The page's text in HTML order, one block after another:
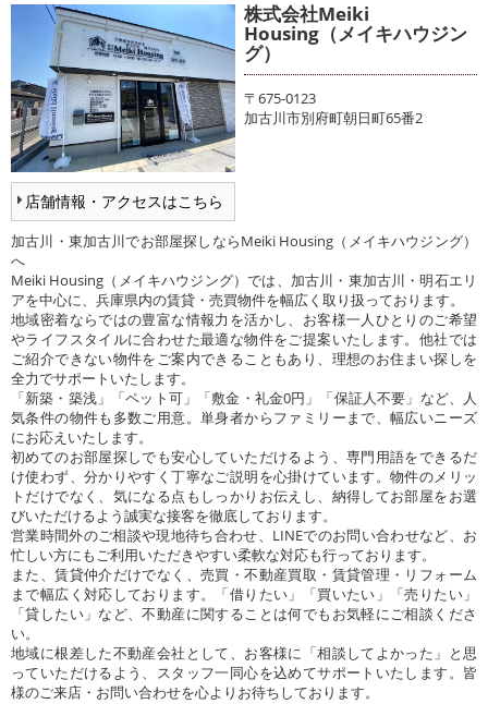
店舗情報・アクセスはこちら
株式会社Meiki
Housing（メイキハウジン
グ）
〒675-0123
加古川市別府町朝日町65番2
加古川・東加古川でお部屋探しならMeiki Housing（メイキハウジング）
へ
Meiki Housing（メイキハウジング）では、加古川・東加古川・明石エリ
アを中心に、兵庫県内の賃貸・売買物件を幅広く取り扱っております。
地域密着ならではの豊富な情報力を活かし、お客様一人ひとりのご希望
やライフスタイルに合わせた最適な物件をご提案いたします。他社では
ご紹介できない物件をご案内できることもあり、理想のお住まい探しを
全力でサポートいたします。
「新築・築浅」「ペット可」「敷金・礼金0円」「保証人不要」など、人
気条件の物件も多数ご用意。単身者からファミリーまで、幅広いニーズ
にお応えいたします。
初めてのお部屋探しでも安心していただけるよう、専門用語をできるだ
け使わず、分かりやすく丁寧なご説明を心掛けています。物件のメリッ
トだけでなく、気になる点もしっかりお伝えし、納得してお部屋をお選
びいただけるよう誠実な接客を徹底しております。
営業時間外のご相談や現地待ち合わせ、LINEでのお問い合わせなど、お
忙しい方にもご利用いただきやすい柔軟な対応も行っております。
また、賃貸仲介だけでなく、売買・不動産買取・賃貸管理・リフォーム
まで幅広く対応しております。「借りたい」「買いたい」「売りたい」
「貸したい」など、不動産に関することは何でもお気軽にご相談くださ
い。
地域に根差した不動産会社として、お客様に「相談してよかった」と思
っていただけるよう、スタッフ一同心を込めてサポートいたします。皆
様のご来店・お問い合わせを心よりお待ちしております。